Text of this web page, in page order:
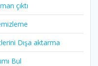
çıktı
Dışa aktarma
Bul